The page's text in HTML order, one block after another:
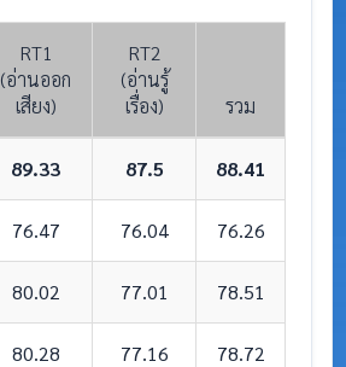
RT1
(อ่านออก
เสียง)
RT2
(อ่านรู้
เรื่อง)
รวม
89.33 87.5 88.41
76.47 76.04 76.26
80.02 77.01 78.51
80.28 77.16 78.72